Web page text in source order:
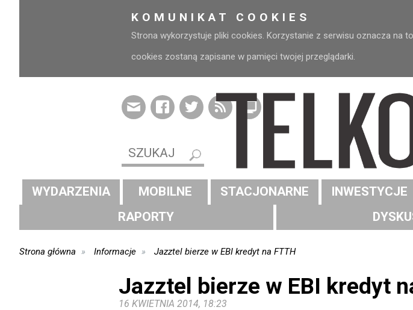
KOMUNIKAT COOKIES
Strona wykorzystuje pliki cookies. Korzystanie z serwisu oznacza na
cookies zostaną zapisane w pamięci twojej przeglądarki.
WYDARZENIA MOBILNE STACJONARNE INWESTYCJE
RAPORTY
Strona główna Informacje Jazztel bierze w EBI kredyt na FTTH
Jazztel bierze w EBI kredyt
16 KWIETNIA 2014, 18:23